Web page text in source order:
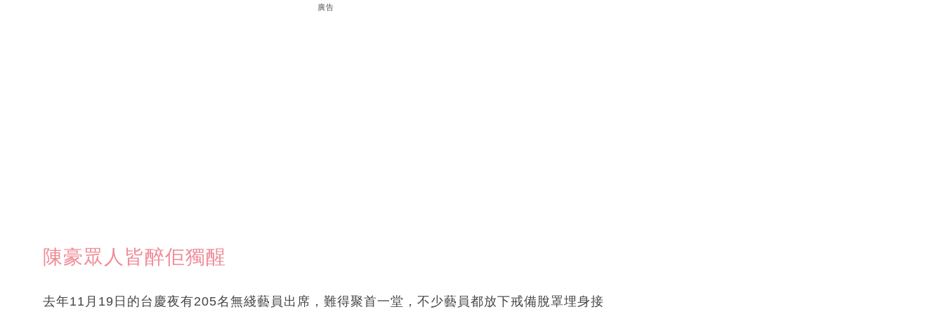
廣告
陳豪眾人皆醉佢獨醒
去年11月19日的台慶夜有205名無綫藝員出席，難得聚首一堂，不少藝員都放下戒備脫罩埋身接